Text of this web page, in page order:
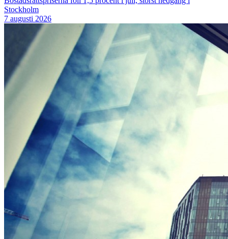
Stockholm
7 augusti 2026